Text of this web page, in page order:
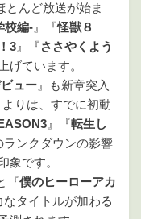
とんど放送が始ま
校編-』『怪獣８
3』『ささやくよう
げています。
ュー』も新章突入
りは、すでに初動
』『転生し
ランクダウンの影響
象です。
『僕のヒーローアカ
タイトルが加わる